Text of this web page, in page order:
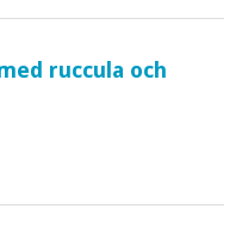
ruccula och